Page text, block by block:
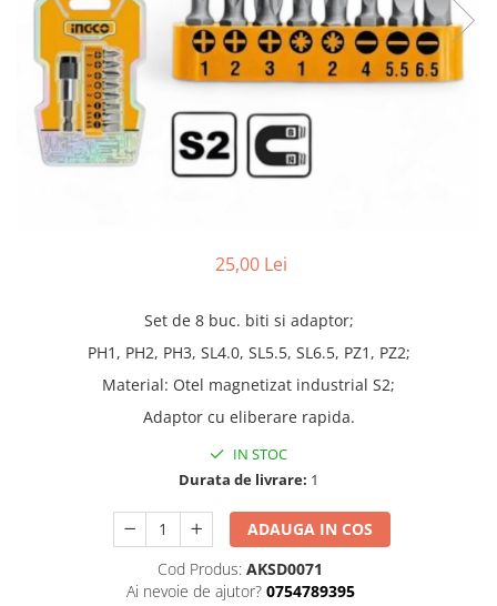
Scule pentru instalatii
Scule pentru taiat
Instrumete masura/accesorii
Accesorii si consumabile
Biti si truse biti
Burghie si truse burghie
Electrice
Feronerie
Motoare universale
Unelte casa
Unelte gradina
25,00 Lei
Set de 8 buc. biti si adaptor;
PH1, PH2, PH3, SL4.0, SL5.5, SL6.5, PZ1, PZ2;
Material: Otel magnetizat industrial S2;
Adaptor cu eliberare rapida.
IN STOC
Durata de livrare: 1
ADAUGA IN COS
Cod Produs: AKSD0071
Ai nevoie de ajutor? 0754789395